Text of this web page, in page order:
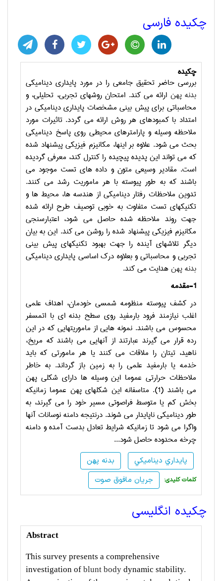
چکیده فارسی
چکیده
بررسي حاضر تحقيق جامعي را در مورد پايداري ديناميكي
بدنه پهن ارائه مي كند. امتحان روشهاي تجربي، تحليلي، و
محاسباتي براي پيش بيني مشخصات پايداري ديناميكي در
امتداد با كمبودهاي هر روش ارائه مي گردد. تاثيرات مورد
ملاحظه وسيله و پارامترهاي محيطي روي پاسخ ديناميكي
بحث مي شود. علاوه بر اينها، مكانيزم فيزيكي پيشنهاد شده
كه مي تواند اين پديده پيچيده را كنترل كند، معرفي گرديده
است. مقادير وسيعي متون و داده هاي تست موجود مي
باشند كه به طور پيوسته با هر ماموريت رشد مي كنند.
تدوين ملاحظات رفتار ديناميكي از هندسه ها، محيط ها و
تكنيكهاي تست متفاوت به خوبي توصيف طرح ارائه شده
جهت روند ملاحظه شده حاصل مي شود، اعتبارسنجي
مكانيزم فيزيكي پيشنهاد شده را روشن مي كند. اين به بيان
ديگر تلاشهاي آينده را جهت بهبود تكنيكهاي پيش بيني
تجربي و محاسباتي و بعلاوه درك اساسي پايداري ديناميكي
بدنه پهنهدايت مي كند.
1-مقدمه
در كشف پيوسته منظومه شمسي خودمان، اهداف علمي
اغلب نيازمند فرود بارمفيد روي سطح بدنه اي با اتمسفر
محسوس مي باشند. نمونه هايي از ماموريتهايي كه در اين
رده قرار مي گيرند عبارتند از آنهايي مي باشند كه مريخ،
ناهيد، تيتان را ملاقات مي كنند يا هر مامورتي كه بايد
خدمه يا بارمفيد علمي را به زمين باز گرداند. به خاطر
ملاحظات حرارتي عموما اين وسيله ها داراي شكلي پهن
مي باشند (1). متاسفانه اين شكلهاي پهن عموما زمانيكه
بخش كم يا متوسط فراصوتي مسير خود را مي گيرند، به
طور ديناميكي ناپايدار مي شوند. درنتيجه دامنه نوسانات آنها
واگرا مي شود تا زمانيكه شرايط تعادل بدست آمده و دامنه
چرخه محدوده حاصل شود...
بدنه پهن
پايداري ديناميكي
جريان مافوق صوت
:کلمات کلیدی
چکیده انگلیسی
Abstract
This survey presents a comprehensive
investigation of blunt body dynamic stability.